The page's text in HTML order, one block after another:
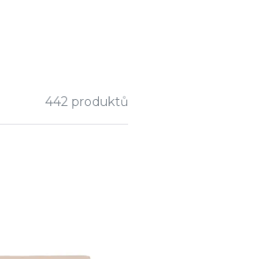
442 produktů